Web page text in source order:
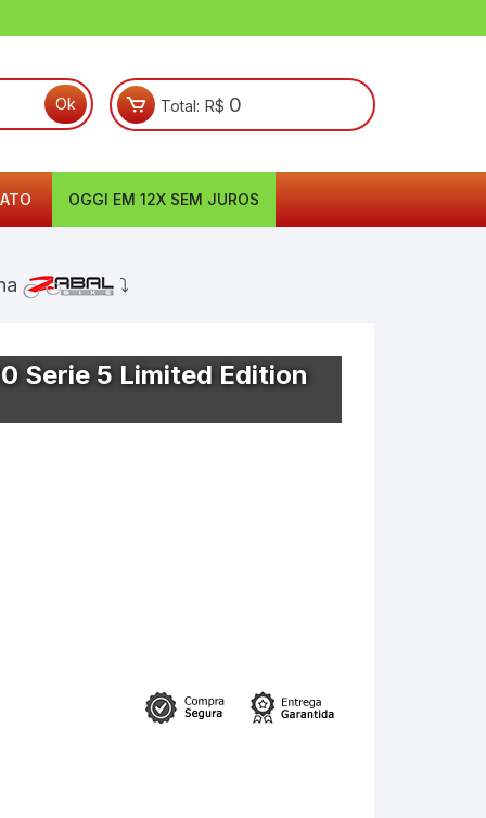
Total: R$ 0
OGGI EM 12X SEM JUROS
⤵
Serie 5 Limited Edition